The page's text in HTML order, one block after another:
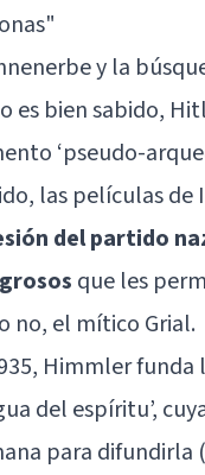
y la
es bien sabido,
‘pseudo-
las películas de
del partido
que les
no, el mítico Grial.
Himmler
del espíritu’,
para difundirla